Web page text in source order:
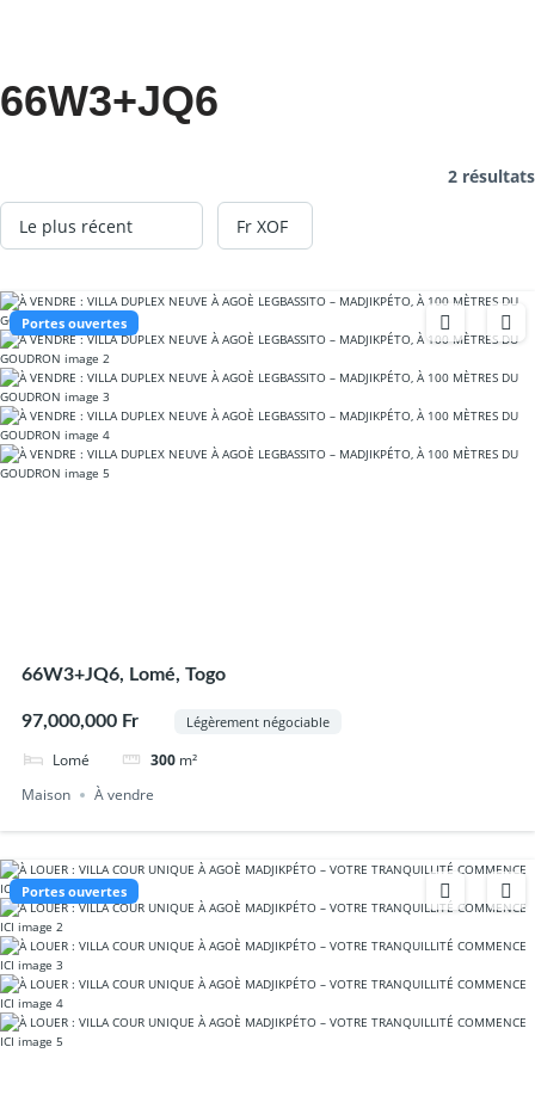
66W3+JQ6
2 résultats
Portes ouvertes
66W3+JQ6, Lomé, Togo
97,000,000 Fr Légèrement négociable
Lomé 300 m²
Maison
À vendre
Portes ouvertes